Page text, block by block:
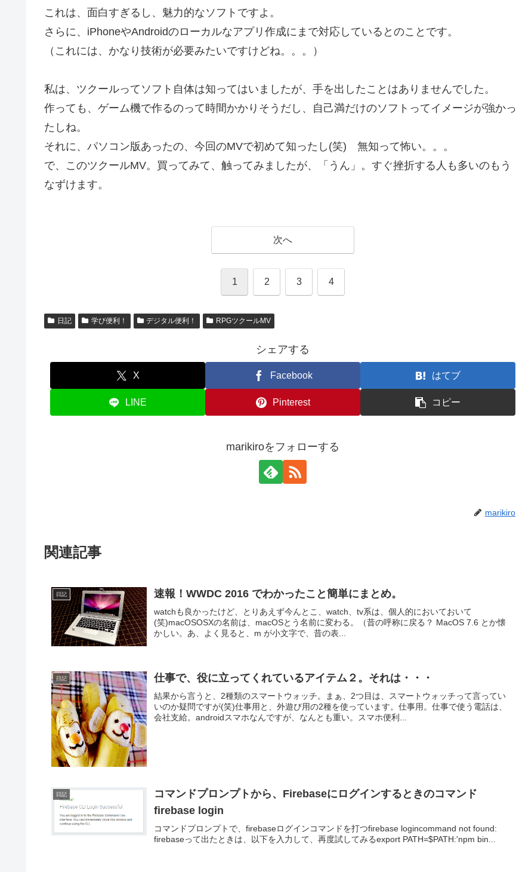
これは、面白すぎるし、魅力的なソフトですよ。
さらに、iPhoneやAndroidのローカルなアプリ作成にまで対応しているとのことです。
（これには、かなり技術が必要みたいですけどね。。。）
私は、ツクールってソフト自体は知ってはいましたが、手を出したことはありませんでした。
作っても、ゲーム機で作るのって時間かかりそうだし、自己満だけのソフトってイメージが強かっ
たしね。
それに、パソコン版あったの、今回のMVで初めて知ったし(笑) 無知って怖い。。。
で、このツクールMV。買ってみて、触ってみましたが、「うん」。すぐ挫折する人も多いのもう
なずけます。
次へ
1 2 3 4
日記 学び便利！ デジタル便利！ RPGツクールMV
シェアする
X Facebook はてブ
LINE Pinterest コピー
marikiroをフォローする
marikiro
関連記事
日記 速報！WWDC 2016 でわかったこと簡単にまとめ。
watchも良かったけど、とりあえず今んとこ、watch、tv系は、個人的においておいて
(笑)macOSOSXの名前は、macOSとう名前に変わる。（昔の呼称に戻る？ MacOS 7.6 とか懐
かしい。あ、よく見ると、m が小文字で、昔の表...
日記 仕事で、役に立ってくれているアイテム２。それは・・・
結果から言うと、2種類のスマートウォッチ。まぁ、2つ目は、スマートウォッチって言ってい
いのか疑問ですが(笑)仕事用と、外遊び用の2種を使っています。仕事用。仕事で使う電話は、
会社支給。androidスマホなんですが、なんとも重い。スマホ便利...
日記
コマンドプロンプトから、Firebaseにログインするときのコマンド
firebase login
コマンドプロンプトで、firebaseログインコマンドを打つfirebase logincommand not found:
firebaseって出たときは、以下を入力して、再度試してみるexport PATH=$PATH:'npm bin...